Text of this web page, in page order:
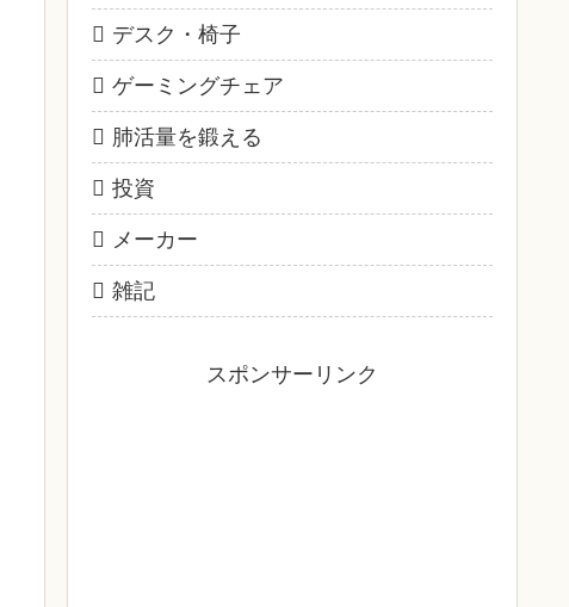
デスク・椅子
ゲーミングチェア
肺活量を鍛える
投資
メーカー
雑記
スポンサーリンク